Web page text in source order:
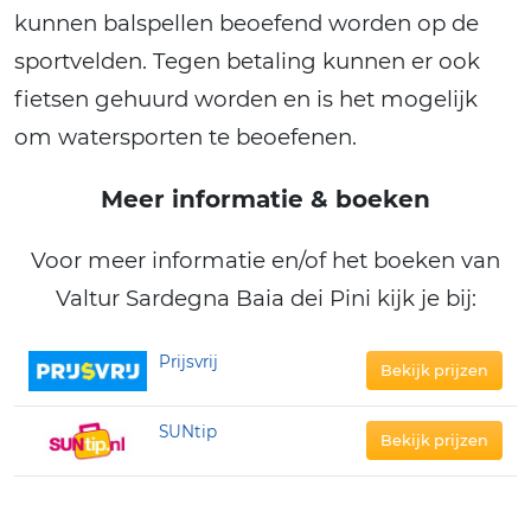
kunnen balspellen beoefend worden op de
sportvelden. Tegen betaling kunnen er ook
fietsen gehuurd worden en is het mogelijk
om watersporten te beoefenen.
Meer informatie & boeken
Voor meer informatie en/of het boeken van
Valtur Sardegna Baia dei Pini kijk je bij:
Prijsvrij Bekijk prijzen
SUNtip Bekijk prijzen